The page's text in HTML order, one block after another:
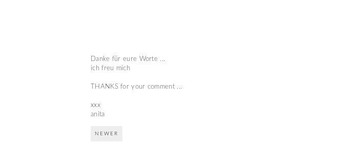
Danke für eure Worte ...
ich freu mich
THANKS for your comment ...
xxx
anita
NEWER